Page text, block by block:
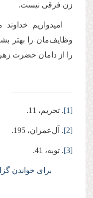
زن فرقی نیست.
امیدواریم
وظایف‌مان را بهتر
را از دامان حضرت
[1]. تحريم، 11.
[2]. آل‌عمران، 195.
[3]. توبه، 41.
برای خواندن